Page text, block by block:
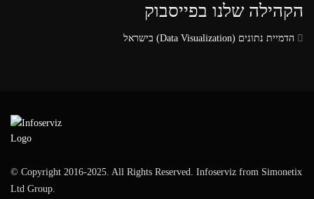
הקהילה שלנו בפייסבוק
הדמיית נתונים (Data Visualization) בישראל‏
© Copyright 2016-2025. All Rights Reserved. Infoserviz from Simonetix
Ltd Group.